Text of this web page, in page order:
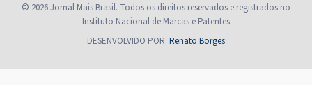
© 2026 Jornal Mais Brasil. Todos os direitos reservados e registrados no
Instituto Nacional de Marcas e Patentes
DESENVOLVIDO POR: Renato Borges